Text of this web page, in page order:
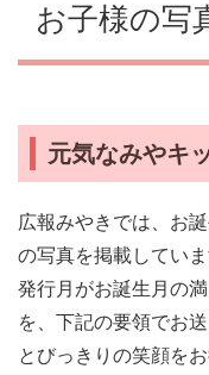
お子様の写
元気なみやキ
広報みやきでは、お
の写真を掲載していま
発行月がお誕生月の
を、下記の要領でお送
とびっきりの笑顔を